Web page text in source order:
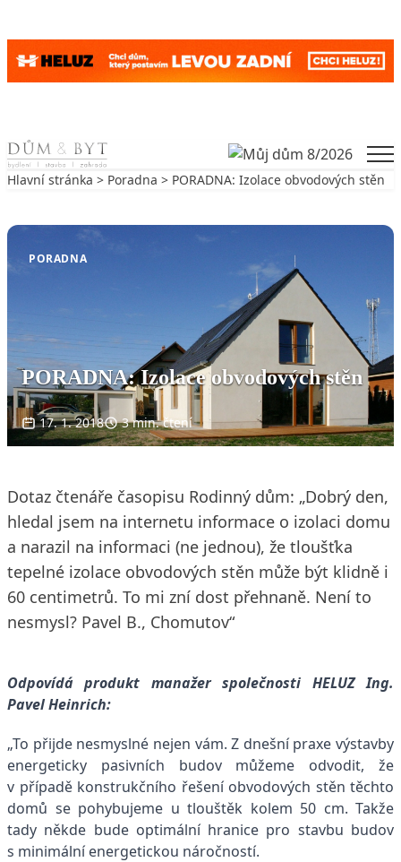
Skip to content
Hlavní stránka > Poradna > PORADNA: Izolace obvodových stěn
PORADNA
PORADNA: Izolace obvodových stěn
17. 1. 2018 3 min. čtení
Dotaz čtenáře časopisu Rodinný dům: „Dobrý den,
hledal jsem na internetu informace o izolaci domu
a narazil na informaci (ne jednou), že tloušťka
tepelné izolace obvodových stěn může být klidně i
60 centimetrů. To mi zní dost přehnaně. Není to
nesmysl? Pavel B., Chomutov“
Odpovídá produkt manažer společnosti HELUZ Ing.
Pavel Heinrich:
„To přijde nesmyslné nejen vám. Z dnešní praxe výstavby
energeticky pasivních budov můžeme odvodit, že
v případě konstrukčního řešení obvodových stěn těchto
domů se pohybujeme u tlouštěk kolem 50 cm. Takže
tady někde bude optimální hranice pro stavbu budov
s minimální energetickou náročností.